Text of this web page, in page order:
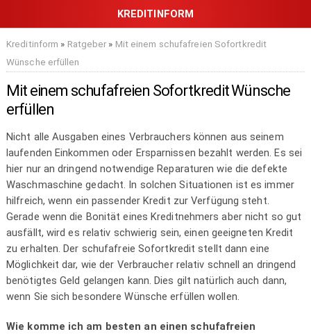
Kreditinform » Ratgeber » Mit einem schufafreien Sofortkredit
Wünsche erfüllen
Mit einem schufafreien Sofortkredit Wünsche
erfüllen
Nicht alle Ausgaben eines Verbrauchers können aus seinem
laufenden Einkommen oder Ersparnissen bezahlt werden. Es sei
hier nur an dringend notwendige Reparaturen wie die defekte
Waschmaschine gedacht. In solchen Situationen ist es immer
hilfreich, wenn ein passender Kredit zur Verfügung steht.
Gerade wenn die Bonität eines Kreditnehmers aber nicht so gut
ausfällt, wird es relativ schwierig sein, einen geeigneten Kredit
zu erhalten. Der schufafreie Sofortkredit stellt dann eine
Möglichkeit dar, wie der Verbraucher relativ schnell an dringend
benötigtes Geld gelangen kann. Dies gilt natürlich auch dann,
wenn Sie sich besondere Wünsche erfüllen wollen.
Wie komme ich am besten an einen schufafreien